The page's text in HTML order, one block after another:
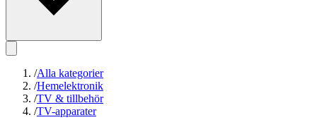
/Alla kategorier
/Hemelektronik
/TV & tillbehör
/TV-apparater